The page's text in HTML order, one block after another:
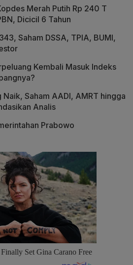
Merah Putih Rp 240 T
Dicicil 6 Tahun
Saham DSSA, TPIA, BUMI,
Kembali Masuk Indeks
Naik, Saham AADI, AMRT hingga
Analis
Prabowo